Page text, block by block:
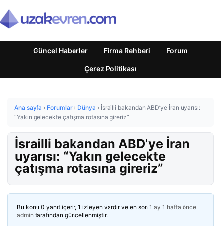
Güncel Haberler Firma Rehberi Forum
Çerez Politikası
Ana sayfa › Forumlar › Dünya › İsrailli bakandan ABD’ye İran uyarısı:
“Yakın gelecekte çatışma rotasına gireriz”
İsrailli bakandan ABD’ye İran
uyarısı: “Yakın gelecekte
çatışma rotasına gireriz”
Bu konu 0 yanıt içerir, 1 izleyen vardır ve en son 1 ay 1 hafta önce
admin tarafından güncellenmiştir.